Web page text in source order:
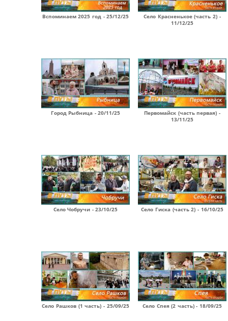
Вспоминаем 2025 год - 25/12/25
Село Красненькое (часть 2) -
11/12/25
Город Рыбница - 20/11/25
Первомайск (часть первая) -
13/11/25
Село Чобручи - 23/10/25 Село Гиска (часть 2) - 16/10/25
Село Рашков (1 часть) - 25/09/25 Село Спея (2 часть) - 18/09/25